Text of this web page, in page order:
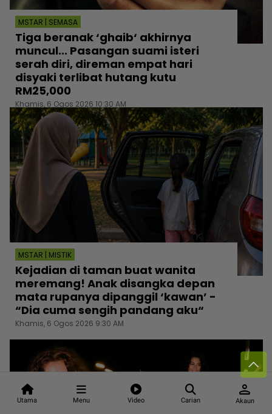
Utama Menu Video Carian
person
Akaun
MSTAR | SEMASA
Tiga beranak ‘ghaib‘ akhirnya
muncul... Pasangan suami isteri
serah diri, direman empat hari
disyaki terlibat hutang kutu
RM25,000
Khamis, 6 Ogos 2026 10:30 AM
MSTAR | MISTIK
Kejadian di taman buat wanita
meremang! Anak disangka depan
mata rupanya dipanggil ‘kawan’ -
“Dia cuma sengih pandang aku“
Khamis, 6 Ogos 2026 9:30 AM